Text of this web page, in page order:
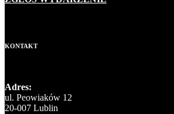
KONTAKT
Adres:
ul. Peowiaków 12
20-007 Lublin